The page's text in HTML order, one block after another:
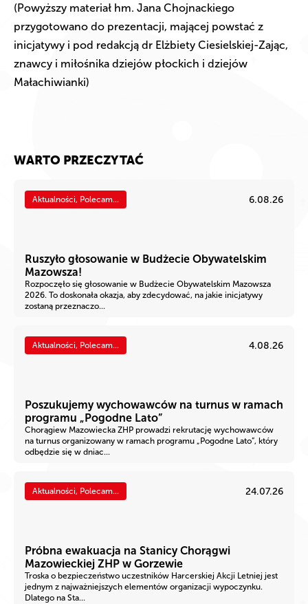
(Powyższy materiał hm. Jana Chojnackiego
przygotowano do prezentacji, mającej powstać z
inicjatywy i pod redakcją dr Elżbiety Ciesielskiej-Zając,
znawcy i miłośnika dziejów płockich i dziejów
Małachiwianki)
WARTO PRZECZYTAĆ
Aktualności, Polecam... 6.08.26
Ruszyło głosowanie w Budżecie Obywatelskim
Mazowsza!
Rozpoczęło się głosowanie w Budżecie Obywatelskim Mazowsza
2026. To doskonała okazja, aby zdecydować, na jakie inicjatywy
zostaną przeznaczo...
Aktualności, Polecam... 4.08.26
Poszukujemy wychowawców na turnus w ramach
programu „Pogodne Lato”
Chorągiew Mazowiecka ZHP prowadzi rekrutację wychowawców
na turnus organizowany w ramach programu „Pogodne Lato”, który
odbędzie się w dniac...
Aktualności, Polecam... 24.07.26
Próbna ewakuacja na Stanicy Chorągwi
Mazowieckiej ZHP w Gorzewie
Troska o bezpieczeństwo uczestników Harcerskiej Akcji Letniej jest
jednym z najważniejszych elementów organizacji wypoczynku.
Dlatego na Sta...